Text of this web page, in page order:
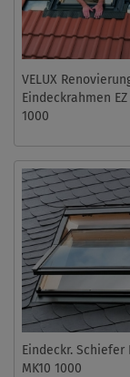
VELUX
Eindeckrahmen EZ
1000
Eindeckr. Schiefer
MK10 1000